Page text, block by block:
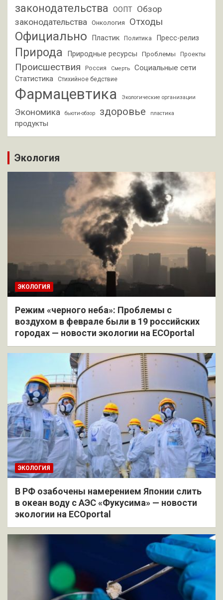
законодательства
ООПТ Обзор
законодательства
Онкология Отходы
Официально Пластик Политика Пресс-релиз
Природа Природные ресурсы Проблемы Проекты
Происшествия Россия Смерть Социальные сети
Статистика Стихийное бедствие
Фармацевтика Экологические организации
Экономика бьюти-обзор здоровье пластика
продукты
Экология
ЭКОЛОГИЯ
Режим «черного неба»: Проблемы с
воздухом в феврале были в 19 российских
городах — новости экологии на ECOportal
ЭКОЛОГИЯ
В РФ озабочены намерением Японии слить
в океан воду с АЭС «Фукусима» — новости
экологии на ECOportal